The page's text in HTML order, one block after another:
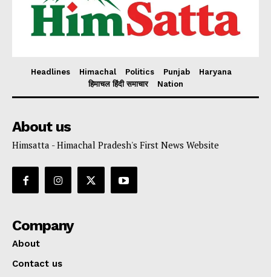
Headlines Himachal Politics Punjab
Haryana
हिमाचल हिंदी समाचार
Nation
About us
Himsatta - Himachal Pradesh's First News Website
Company
About
Contact us